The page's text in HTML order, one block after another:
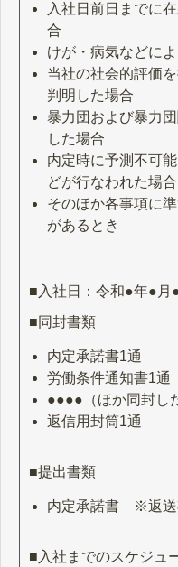
入社日前日までに
合
けが・病気などに
当社の社会的評価
判明した場合
暴力団および暴力
した場合
内定時に予測不可
どが行なわれた場合
そのほか各事項に
があるとき
■入社日：令和●年●月
■同封書類
内定承諾書1通
労働条件通知書1通
●●●●（ほか同封し
返信用封筒1通
■提出書類
内定承諾書 ※返送
■入社までのスケジュ